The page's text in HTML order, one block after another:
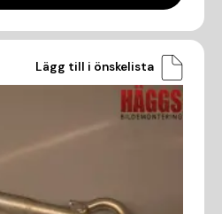
Lägg till i önskelista